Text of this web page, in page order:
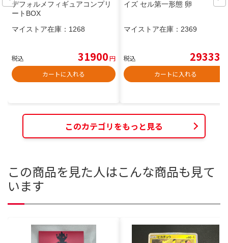
デフォルメフィギュアコンプリ
ートBOX
マイストア在庫： 1268
税込 31900円
カートに入れる
イズ セル第一形態 卵
マイストア在庫： 2369
税込 29333
カートに入れる
このカテゴリをもっと見る
この商品を見た人はこんな商品も見て
います